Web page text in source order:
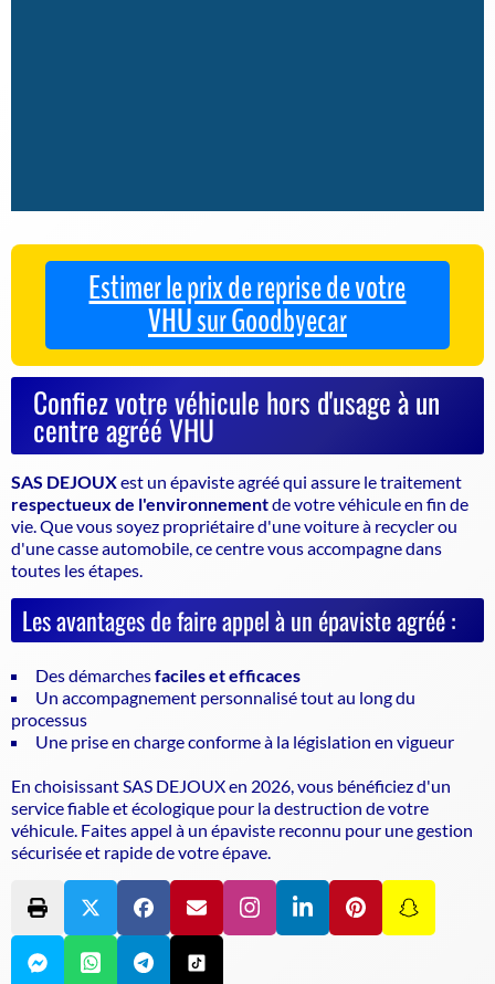
Estimer le prix de reprise de votre
VHU sur Goodbyecar
Confiez votre véhicule hors d'usage à un
centre agréé VHU
SAS DEJOUXest un épaviste agrééqui assure le traitement
respectueux de l'environnementde votre véhicule en fin de
vie. Que vous soyez propriétaire d'une voiture à recycler ou
d'une casse automobile, ce centre vous accompagne dans
toutes les étapes.
Les avantages de faire appel à un épaviste agréé :
Des démarchesfaciles et efficaces
Un accompagnement personnalisé tout au long du
processus
Une prise en charge conforme à la législation en vigueur
En choisissant SAS DEJOUX en 2026, vous bénéficiez d'un
service fiable et écologique pour la destruction de votre
véhicule. Faites appel à un épaviste reconnu pour une gestion
sécurisée et rapide de votre épave.